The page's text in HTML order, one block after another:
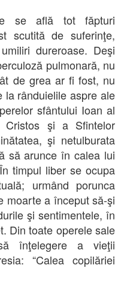
se află tot făpturi
scutită de suferinţe,
dureroase. Deşi
pulmonară, nu
de grea ar fi fost, nu
la rânduielile aspre ale
sfântului Ioan al
şi a Sfintelor
şi netulburata
să arunce în calea lui
timpul liber se ocupa
urmând porunca
moarte a început să-şi
şi sentimentele, în
Din toate operele sale
înţelegere a vieţii
“Calea copilăriei